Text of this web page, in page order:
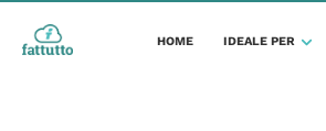
HOME IDEALE PER